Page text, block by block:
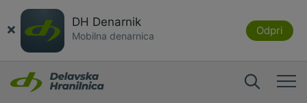
× DH Denarnik
Mobilna denarnica Odpri